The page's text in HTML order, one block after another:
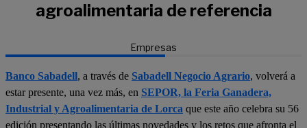
agroalimentaria de referencia
Empresas
Banco Sabadell, a través de Sabadell Negocio Agrario, volverá a
estar presente, una vez más, en SEPOR, la Feria Ganadera,
Industrial y Agroalimentaria de Lorca que este año celebra su 56
edición presentando las últimas novedades y los retos que afronta el